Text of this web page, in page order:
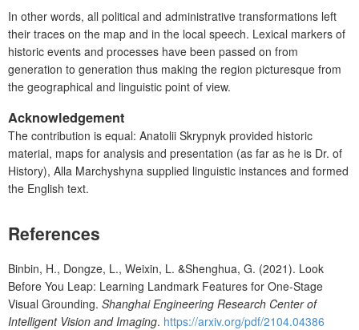
In other words, all political and administrative transformations left
their traces on the map and in the local speech. Lexical markers of
historic events and processes have been passed on from
generation to generation thus making the region picturesque from
the geographical and linguistic point of view.
Acknowledgement
The contribution is equal: Anatolii Skrypnyk provided historic
material, maps for analysis and presentation (as far as he is Dr. of
History), Alla Marchyshyna supplied linguistic instances and formed
the English text.
References
Binbin, H., Dongze, L., Weixin, L. &Shenghua, G. (2021). Look
Before You Leap: Learning Landmark Features for One-Stage
Visual Grounding. Shanghai Engineering Research Center of
Intelligent Vision and Imaging. https://arxiv.org/pdf/2104.04386